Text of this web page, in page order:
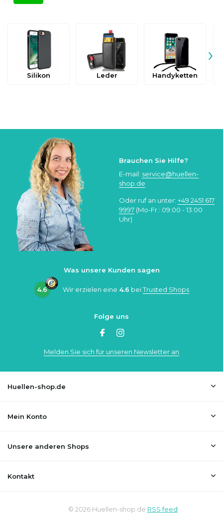
Silikon Leder Handyketten
›
Brauchen Sie Hilfe?
E-mail: service@huellen-
shop.de
Oder ruf an unter: +49 2451 617
9997 (Mo-Fr.: 09:00 - 13:00
Uhr)
Was unsere Kunden sagen
4.6 Wir erzielen eine 4.6 beiTrusted Shops
Folge uns
Melden Sie sich für unseren Newsletter an
Huellen-shop.de
Mein Konto
Unsere anderen Shops
Kontakt
© 2026 Huellen-shop.de RSS feed